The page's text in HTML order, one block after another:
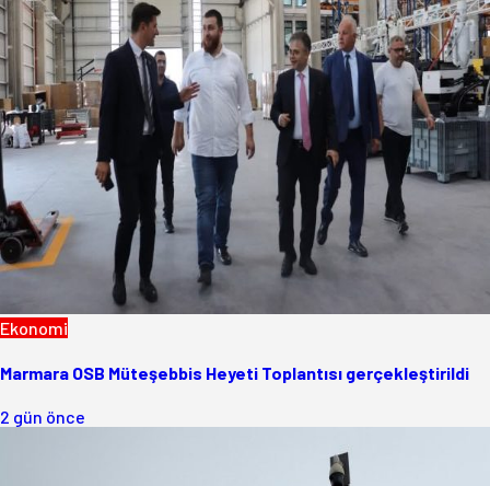
Ekonomi
Marmara OSB Müteşebbis Heyeti Toplantısı gerçekleştirildi
2 gün önce